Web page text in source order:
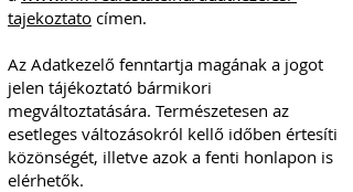
tajekoztato címen.
Az Adatkezelő fenntartja magának a jogot
jelen tájékoztató bármikori
megváltoztatására. Természetesen az
esetleges változásokról kellő időben értesíti
közönségét, illetve azok a fenti honlapon is
elérhetők.